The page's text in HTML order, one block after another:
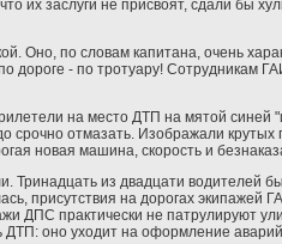
их заслуги не присвоят, сдали бы
по словам капитана, очень
- по тротуару! Сотрудникам
на место ДТП на мятой синей
отмазать. Изображали крутых
новая машина, скорость и
Тринадцать из двадцати водителей
присутствия на дорогах
ДПС практически не патрулируют
оно уходит на оформление